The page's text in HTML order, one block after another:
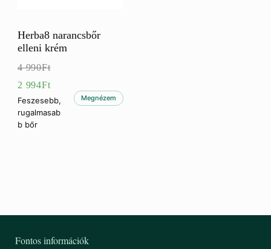
Herba8 narancsbőr
elleni krém
4 990Ft
Eredeti
ár:
4
2 994Ft
Jelenlegi
ár:
Feszesebb,
rugalmasab
b bőr
Megnézem
Fontos információk